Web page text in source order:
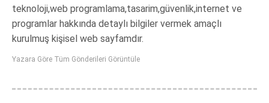
teknoloji,web programlama,tasarim,güvenlik,internet ve
programlar hakkında detaylı bilgiler vermek amaçlı
kurulmuş kişisel web sayfamdır.
Yazara Göre Tüm Gönderileri Görüntüle